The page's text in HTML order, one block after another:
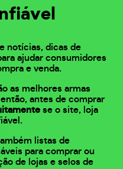
notícias, dicas de
ajudar consumidores
e venda.
as melhores armas
antes de comprar
se o site, loja
listas de
para comprar ou
de lojas e selos de